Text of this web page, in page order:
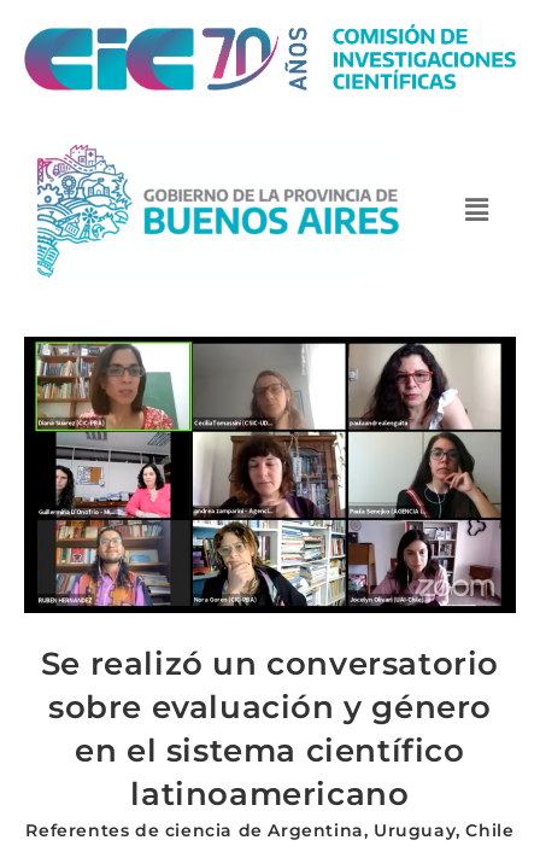
Se realizó un conversatorio
sobre evaluación y género
en el sistema científico
latinoamericano
Referentes de ciencia de Argentina, Uruguay, Chile